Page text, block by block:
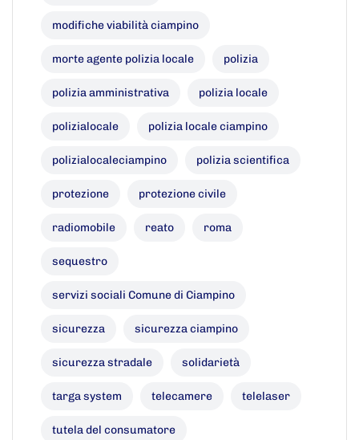
modifiche viabilità ciampino
morte agente polizia locale polizia
polizia amministrativa polizia locale
polizialocale polizia locale ciampino
polizialocaleciampino polizia scientifica
protezione protezione civile
radiomobile reato roma
sequestro
servizi sociali Comune di Ciampino
sicurezza sicurezza ciampino
sicurezza stradale solidarietà
targa system telecamere telelaser
tutela del consumatore